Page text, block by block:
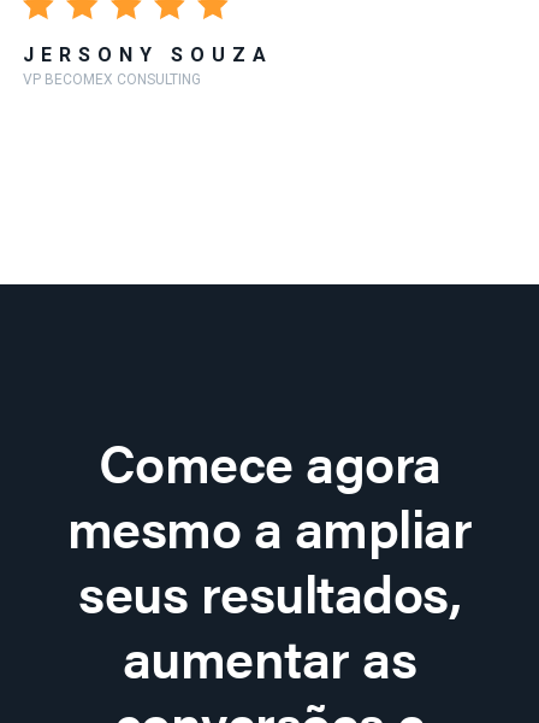
JERSONY SOUZA
VP BECOMEX CONSULTING
Comece agora
mesmo a ampliar
seus resultados,
aumentar as